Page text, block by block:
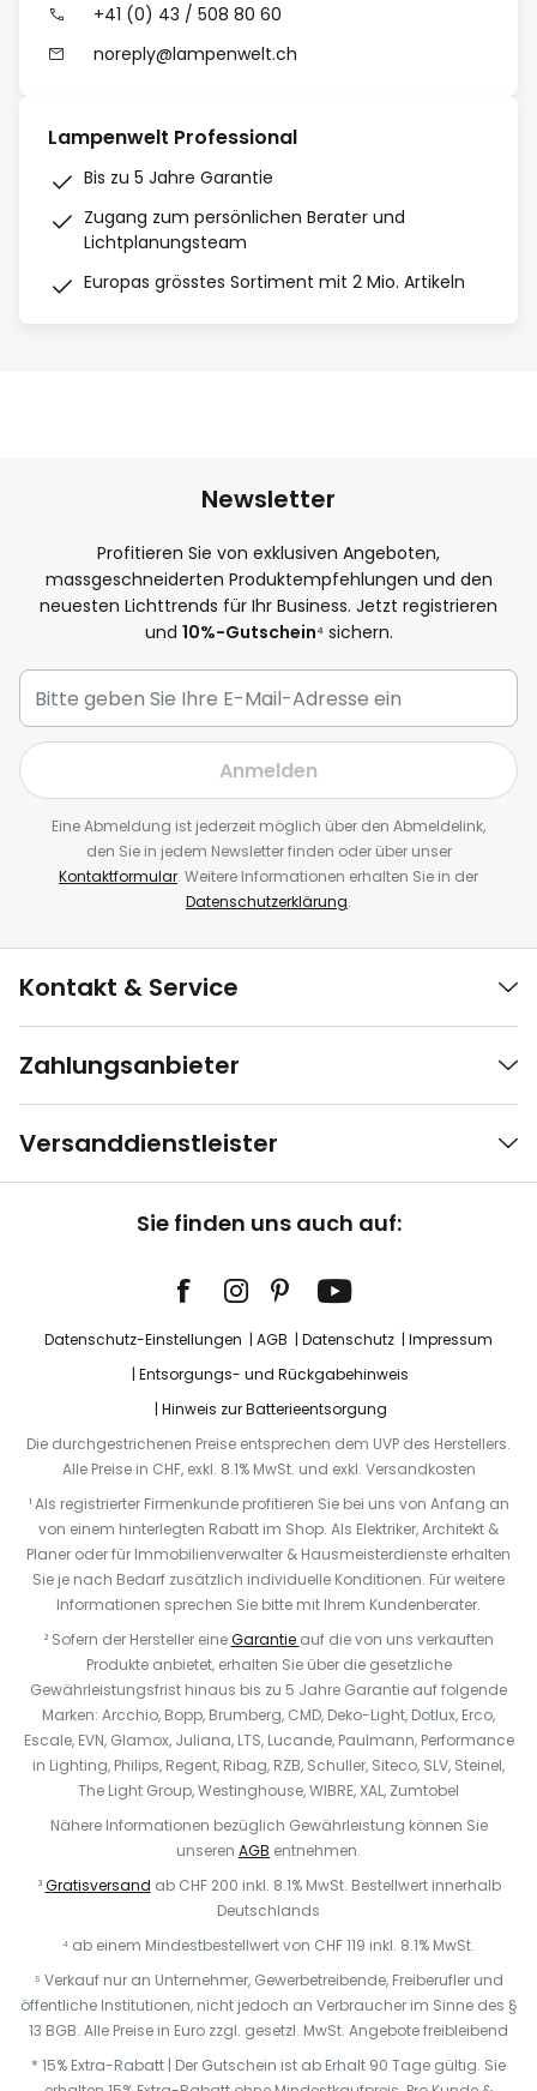
+41 (0) 43 / 508 80 60
noreply@lampenwelt.ch
Lampenwelt Professional
Bis zu 5 Jahre Garantie
Zugang zum persönlichen Berater und
Lichtplanungsteam
Europas grösstes Sortiment mit 2 Mio. Artikeln
Newsletter
Profitieren Sie von exklusiven Angeboten,
massgeschneiderten Produktempfehlungen und den
neuesten Lichttrends für Ihr Business. Jetzt registrieren
und 10%-Gutschein⁴ sichern.
Anmelden
Eine Abmeldung ist jederzeit möglich über den Abmeldelink,
den Sie in jedem Newsletter finden oder über unser
Kontaktformular. Weitere Informationen erhalten Sie in der
Datenschutzerklärung.
Kontakt & Service
Zahlungsanbieter
Versanddienstleister
Sie finden uns auch auf:
Datenschutz-Einstellungen AGB Datenschutz
Impressum
Entsorgungs- und Rückgabehinweis
Hinweis zur Batterieentsorgung
Die durchgestrichenen Preise entsprechen dem UVP des Herstellers.
Alle Preise in CHF, exkl. 8.1% MwSt. und exkl. Versandkosten
¹ Als registrierter Firmenkunde profitieren Sie bei uns von Anfang an
von einem hinterlegten Rabatt im Shop. Als Elektriker, Architekt &
Planer oder für Immobilienverwalter & Hausmeisterdienste erhalten
Sie je nach Bedarf zusätzlich individuelle Konditionen. Für weitere
Informationen sprechen Sie bitte mit Ihrem Kundenberater.
² Sofern der Hersteller eineGarantie auf die von uns verkauften
Produkte anbietet, erhalten Sie über die gesetzliche
Gewährleistungsfrist hinaus bis zu 5 Jahre Garantie auf folgende
Marken: Arcchio, Bopp, Brumberg, CMD, Deko-Light, Dotlux, Erco,
Escale, EVN, Glamox, Juliana, LTS, Lucande, Paulmann, Performance
in Lighting, Philips, Regent, Ribag, RZB, Schuller, Siteco, SLV, Steinel,
The Light Group, Westinghouse, WIBRE, XAL, Zumtobel
Nähere Informationen bezüglich Gewährleistung können Sie
unseren AGB entnehmen.
³Gratisversand ab CHF 200 inkl. 8.1% MwSt. Bestellwert innerhalb
Deutschlands
⁴ ab einem Mindestbestellwert von CHF 119 inkl. 8.1% MwSt.
⁵ Verkauf nur an Unternehmer, Gewerbetreibende, Freiberufler und
öffentliche Institutionen, nicht jedoch an Verbraucher im Sinne des §
13 BGB. Alle Preise in Euro zzgl. gesetzl. MwSt. Angebote freibleibend
* 15% Extra-Rabatt | Der Gutschein ist ab Erhalt 90 Tage gültig. Sie